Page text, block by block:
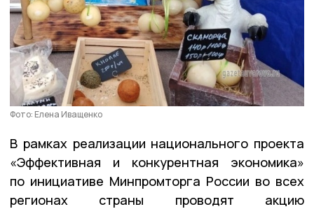
Фото: Елена Иващенко
В рамках реализации национального проекта
«Эффективная и конкурентная экономика»
по инициативе Минпромторга России во всех
регионах страны проводят акцию